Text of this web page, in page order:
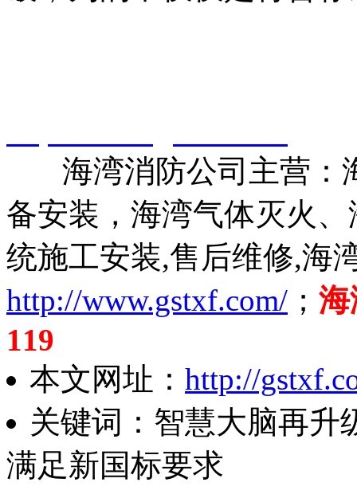
海湾消防公司主营：
备安装，海湾气体灭火
统施工安装,售后维修,海
http://www.gstxf.com/ ； 海
119
本文网址： http://
关键词：智慧大脑再升
满足新国标要求